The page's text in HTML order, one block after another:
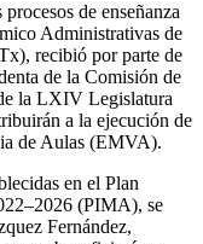
de enseñanza
Administrativas de
recibió por parte de
de la Comisión de
la LXIV Legislatura
a la ejecución de
de Aulas (EMVA).
en el Plan
(PIMA), se
Fernández,